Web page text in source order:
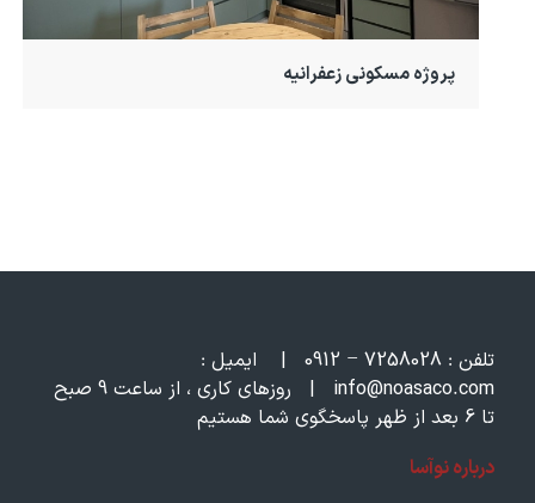
پروژه مسکونی زعفرانیه
تلفن : 7258028 – 0912
| ایمیل :
info@noasaco.com
|
روزهای کاری ، از ساعت 9 صبح
تا 6 بعد از ظهر پاسخگوی شما هستیم
درباره نوآسا